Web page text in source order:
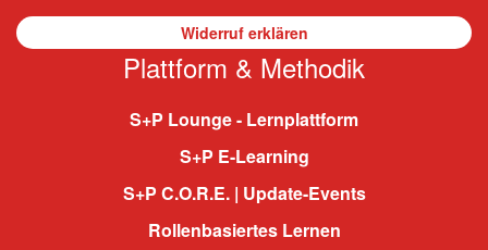
Widerruf erklären
Plattform & Methodik
S+P Lounge - Lernplattform
S+P E-Learning
S+P C.O.R.E. | Update-Events
Rollenbasiertes Lernen